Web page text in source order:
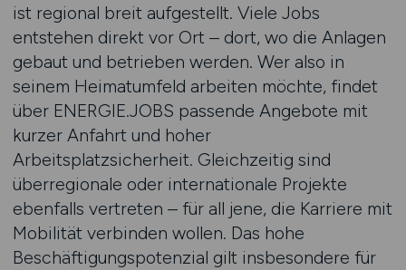
ist regional breit aufgestellt. Viele Jobs
entstehen direkt vor Ort – dort, wo die Anlagen
gebaut und betrieben werden. Wer also in
seinem Heimatumfeld arbeiten möchte, findet
über ENERGIE.JOBS passende Angebote mit
kurzer Anfahrt und hoher
Arbeitsplatzsicherheit. Gleichzeitig sind
überregionale oder internationale Projekte
ebenfalls vertreten – für all jene, die Karriere mit
Mobilität verbinden wollen. Das hohe
Beschäftigungspotenzial gilt insbesondere für